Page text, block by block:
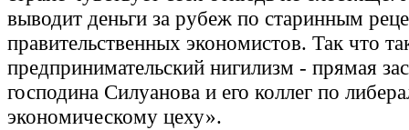
выводит деньги за рубеж по старинным
правительственных экономистов. Так что
предпринимательский нигилизм - прямая
господина Силуанова и его коллег по
экономическому цеху».